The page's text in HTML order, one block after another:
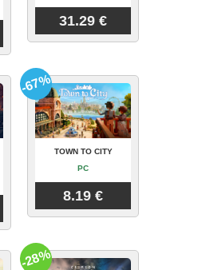
31.29 €
TOWN TO CITY
PC
8.19 €
-67%
-28%